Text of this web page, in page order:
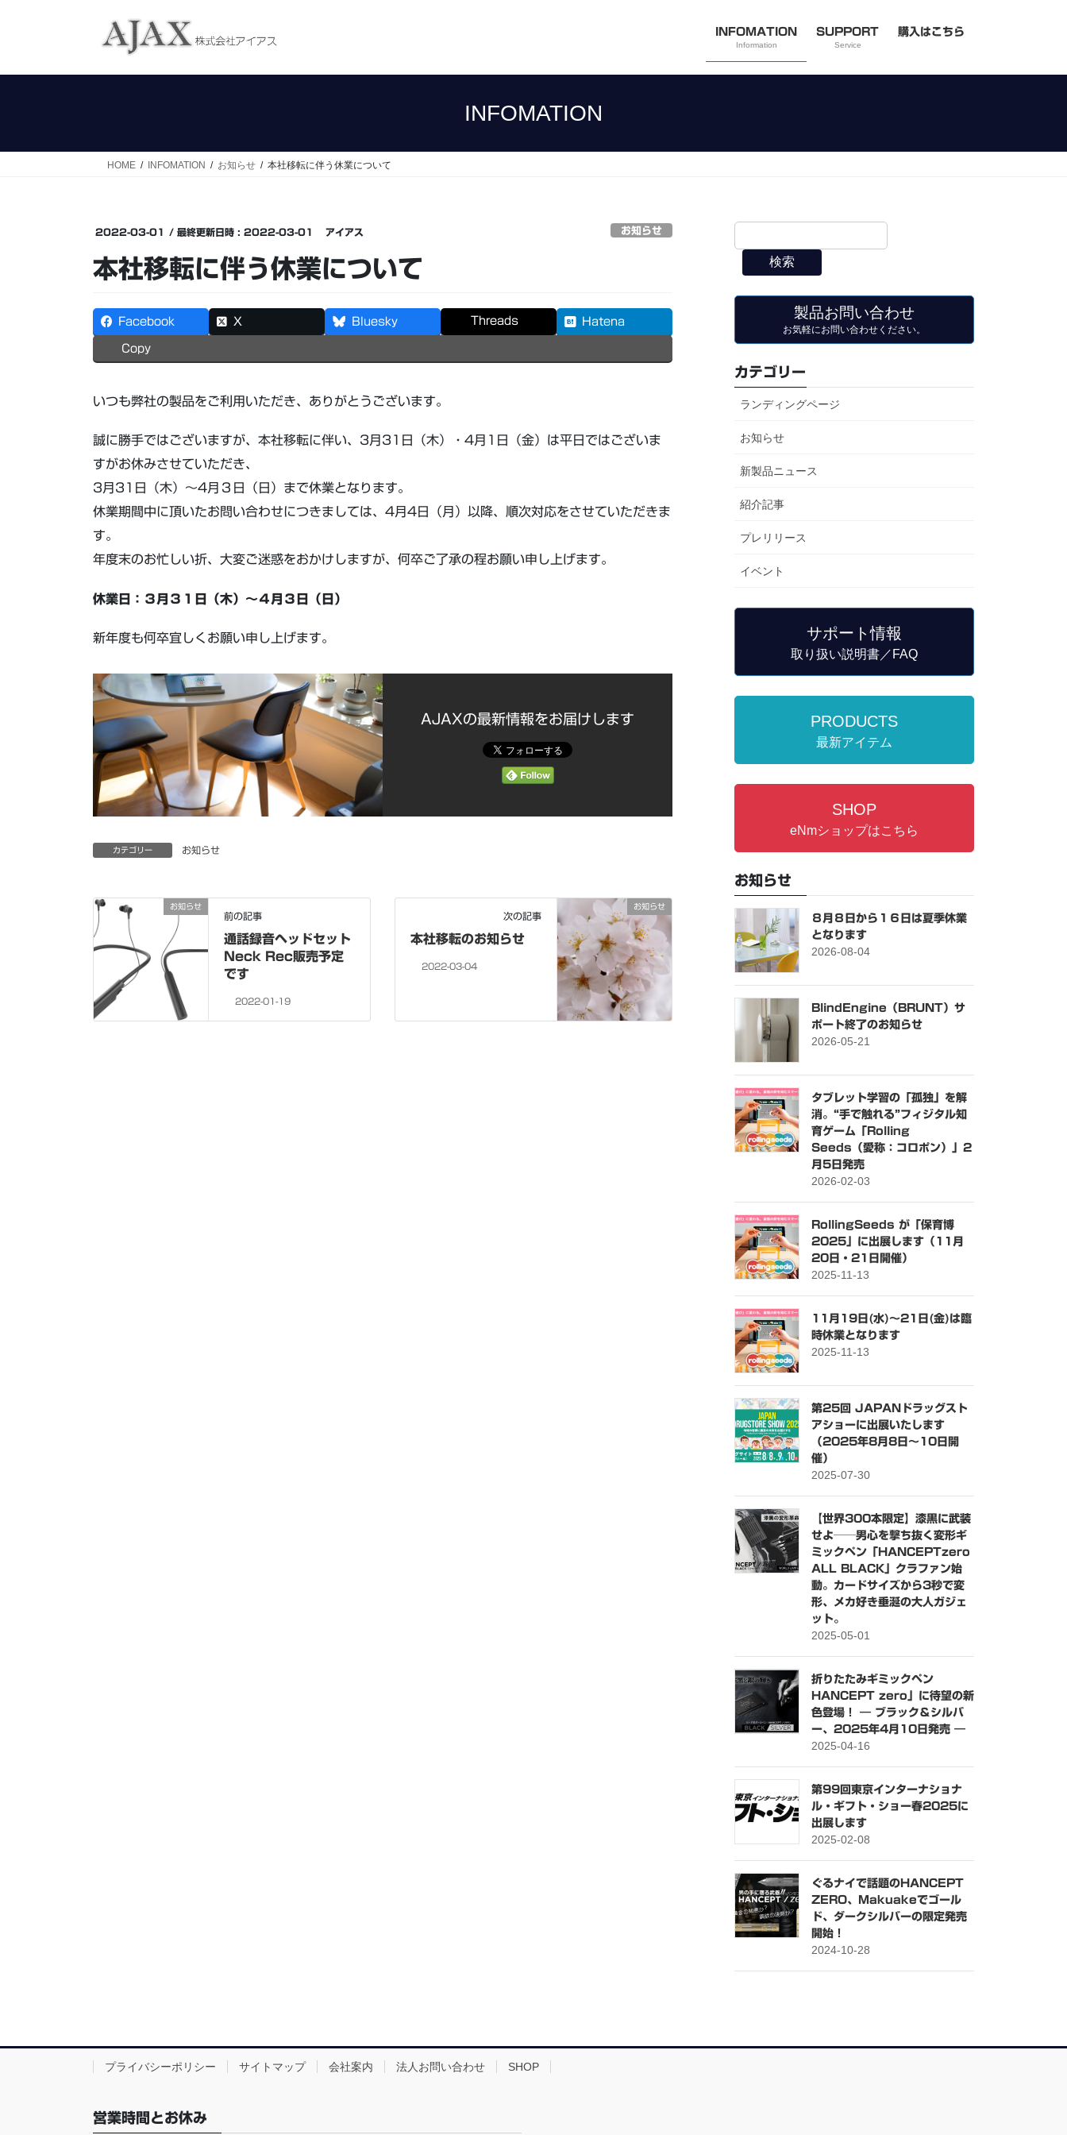
INFOMATION
Information
SUPPORT
Service
購入はこちら
INFOMATION
HOME INFOMATION お知らせ 本社移転に伴う休業について
2022-03-01 / 最終更新日時 : 2022-03-01 アイアス お知らせ
本社移転に伴う休業について
Facebook X Bluesky Threads Hatena
Copy
いつも弊社の製品をご利用いただき、ありがとうございます。
誠に勝手ではございますが、本社移転に伴い、3月31日（木）・4月1日（金）は平日ではございま
すがお休みさせていただき、
3月31日（木）～4月３日（日）まで休業となります。
休業期間中に頂いたお問い合わせにつきましては、4月4日（月）以降、順次対応をさせていただきま
す。
年度末のお忙しい折、大変ご迷惑をおかけしますが、何卒ご了承の程お願い申し上げます。
休業日：３月３１日（木）〜４月３日（日）
新年度も何卒宜しくお願い申し上げます。
AJAXの最新情報をお届けします
カテゴリー お知らせ
お知らせ
前の記事
通話録音ヘッドセット
Neck Rec販売予定
です
2022-01-19
お知らせ
次の記事
本社移転のお知らせ
2022-03-04
検索
製品お問い合わせ
お気軽にお問い合わせください。
カテゴリー
ランディングページ
お知らせ
新製品ニュース
紹介記事
プレリリース
イベント
サポート情報
取り扱い説明書／FAQ
PRODUCTS
最新アイテム
SHOP
eNmショップはこちら
お知らせ
８月８日から１６日は夏季休業
となります
2026-08-04
BlindEngine（BRUNT）サ
ポート終了のお知らせ
2026-05-21
タブレット学習の「孤独」を解
消。“手で触れる”フィジタル知
育ゲーム「Rolling
Seeds（愛称：コロポン）」2
月5日発売
2026-02-03
RollingSeeds が「保育博
2025」に出展します（11月
20日・21日開催）
2025-11-13
11月19日(水)～21日(金)は臨
時休業となります
2025-11-13
第25回 JAPANドラッグスト
アショーに出展いたします
（2025年8月8日〜10日開
催）
2025-07-30
【世界300本限定】漆黒に武装
せよ──男心を撃ち抜く変形ギ
ミックペン「HANCEPTzero
ALL BLACK」クラファン始
動。カードサイズから3秒で変
形、メカ好き垂涎の大人ガジェ
ット。
2025-05-01
折りたたみギミックペン
HANCEPT zero」に待望の新
色登場！ ― ブラック＆シルバ
ー、2025年4月10日発売 ―
2025-04-16
第99回東京インターナショナ
ル・ギフト・ショー春2025に
出展します
2025-02-08
ぐるナイで話題のHANCEPT
ZERO、Makuakeでゴール
ド、ダークシルバーの限定発売
開始！
2024-10-28
プライバシーポリシー サイトマップ 会社案内 法人お問い合わせ SHOP
営業時間とお休み